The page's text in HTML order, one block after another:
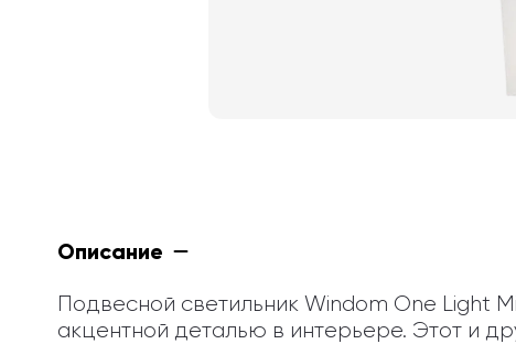
Описание
Подвесной светильник Windom One Light
акцентной деталью в интерьере. Этот и